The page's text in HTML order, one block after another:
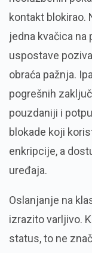
kontakt blokirao.
jedna kvačica
uspostave
obraća pažnja.
pogrešnih
pouzdaniji i
blokade koji
enkripcije, a
uređaja.
Oslanjanje na
izrazito varljivo.
status, to ne